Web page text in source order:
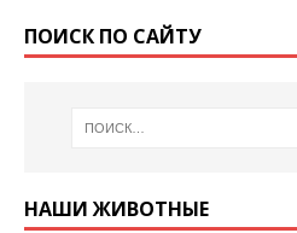
ПОИСК ПО САЙТУ
НАШИ ЖИВОТНЫЕ